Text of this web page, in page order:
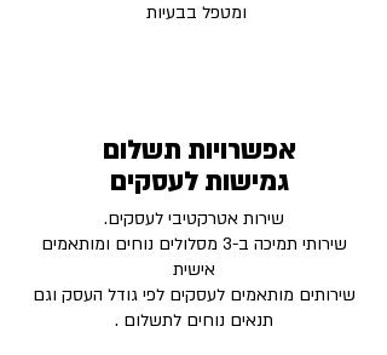
ומטפל בבעיות
אפשרויות תשלום
גמישות לעסקים
שירות אטרקטיבי לעסקים.
שירותי תמיכה ב-3 מסלולים נוחים ומותאמים
אישית
שירותים מותאמים לעסקים לפי גודל העסק וגם
תנאים נוחים לתשלום .